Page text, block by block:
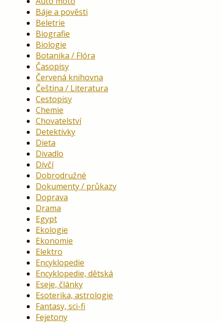
Báje a pověsti
Beletrie
Biografie
Biologie
Botanika / Flóra
Časopisy
Červená knihovna
Čeština / Literatura
Cestopisy
Chemie
Chovatelství
Detektivky
Dieta
Divadlo
Dívčí
Dobrodružné
Dokumenty / průkazy
Doprava
Drama
Egypt
Ekologie
Ekonomie
Elektro
Encyklopedie
Encyklopedie, dětská
Eseje, články
Esoterika, astrologie
Fantasy, sci-fi
Fejetony